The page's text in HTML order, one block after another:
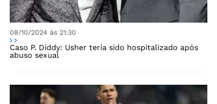
08/10/2024 às 21:30
Caso P. Diddy: Usher teria sido hospitalizado após
abuso sexual